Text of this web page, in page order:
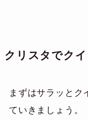
クリスタでク
まずはサラッとク
ていきましょう。